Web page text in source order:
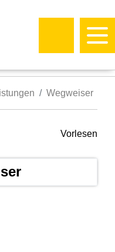
Wegweiser
Vorlesen